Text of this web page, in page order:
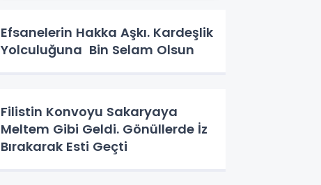
Efsanelerin Hakka Aşkı. Kardeşlik
Yolculuğuna Bin Selam Olsun
Filistin Konvoyu Sakaryaya
Meltem Gibi Geldi. Gönüllerde İz
Bırakarak Esti Geçti